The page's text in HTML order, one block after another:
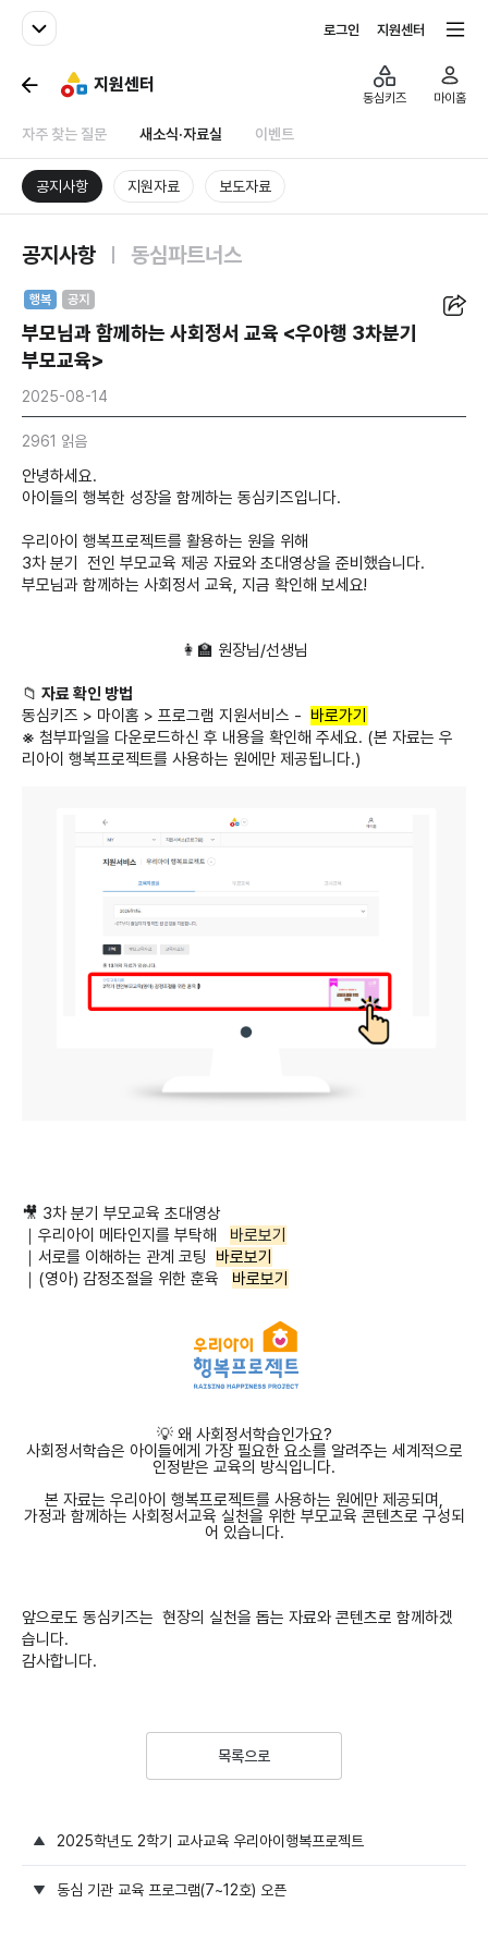
패밀리사이트
로그인 지원센터
지원센터
자주 찾는 질문 새소식·자료실 이벤트
동심키즈 마이홈
공지사항 지원자료 보도자료
공지사항 동심파트너스
행복 공지
부모님과 함께하는 사회정서 교육 <우아행 3차분기
부모교육>
2025-08-14
2961 읽음
안녕하세요.
아이들의 행복한 성장을 함께하는 동심키즈입니다.
우리아이 행복프로젝트를 활용하는 원을 위해
3차 분기 전인 부모교육 제공 자료와 초대영상을 준비했습니다.
부모님과 함께하는 사회정서 교육, 지금 확인해 보세요!
👩‍🏫 원장님/선생님
📁 자료 확인 방법
동심키즈 > 마이홈 > 프로그램 지원서비스 - 바로가기
※ 첨부파일을 다운로드하신 후 내용을 확인해 주세요. (본 자료는 우
리아이 행복프로젝트를 사용하는 원에만 제공됩니다.)
🎥 3차 분기 부모교육 초대영상
｜우리아이 메타인지를 부탁해 바로보기
｜서로를 이해하는 관계 코팅 바로보기
｜(영아) 감정조절을 위한 훈육 바로보기
💡 왜 사회정서학습인가요?
사회정서학습은 아이들에게 가장 필요한 요소를 알려주는 세계적으로
인정받은 교육의 방식입니다.
본 자료는 우리아이 행복프로젝트를 사용하는 원에만 제공되며,
가정과 함께하는 사회정서교육 실천을 위한 부모교육 콘텐츠로 구성되
어 있습니다.
앞으로도 동심키즈는 현장의 실천을 돕는 자료와 콘텐츠로 함께하겠
습니다.
감사합니다.
목록으로
2025학년도 2학기 교사교육 우리아이행복프로젝트
동심 기관 교육 프로그램(7~12호) 오픈